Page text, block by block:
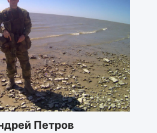
Петров